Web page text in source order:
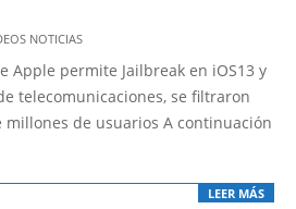
NOTICIAS
Apple permite Jailbreak en iOS13 y
telecomunicaciones, se filtraron
de usuarios A continuación
LEER MÁS